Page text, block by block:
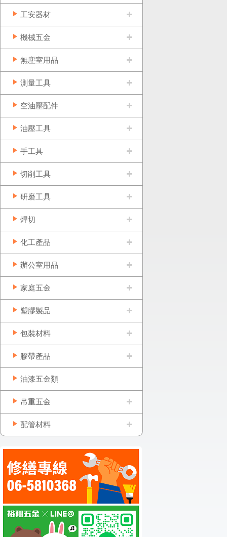
工安器材
機械五金
無塵室用品
測量工具
空油壓配件
油壓工具
手工具
切削工具
研磨工具
焊切
化工產品
辦公室用品
家庭五金
塑膠製品
包裝材料
膠帶產品
油漆五金類
吊重五金
配管材料